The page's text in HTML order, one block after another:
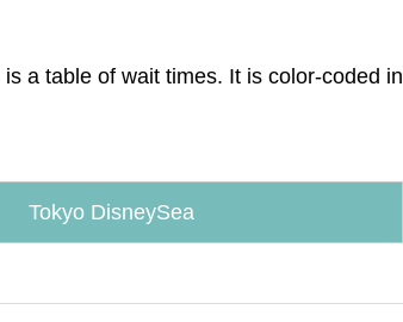
a table of wait times. It is color-coded in
Tokyo DisneySea